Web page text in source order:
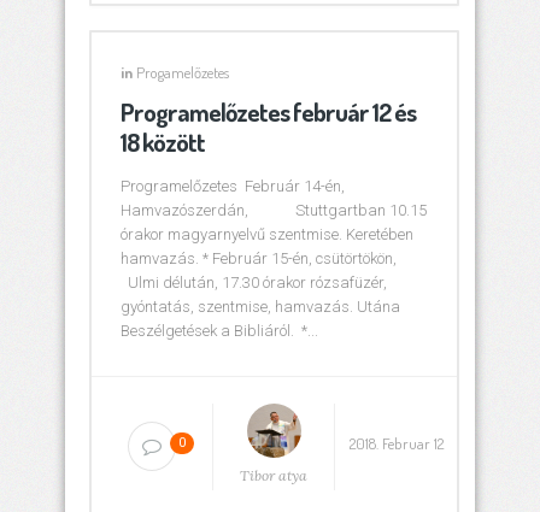
in Progamelőzetes
Programelőzetes február 12 és
18 között
Programelőzetes Február 14-én,
Hamvazószerdán, Stuttgartban 10.15
órakor magyarnyelvű szentmise. Keretében
hamvazás. * Február 15-én, csütörtökön,
Ulmi délután, 17.30 órakor rózsafüzér,
gyóntatás, szentmise, hamvazás. Utána
Beszélgetések a Bibliáról. *...
0
Tibor atya
2018. Februar 12